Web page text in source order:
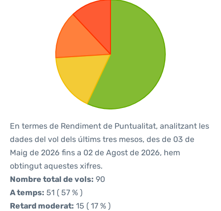
En termes de Rendiment de Puntualitat, analitzant les
dades del vol dels últims tres mesos, des de 03 de
Maig de 2026 fins a 02 de Agost de 2026, hem
obtingut aquestes xifres.
Nombre total de vols: 90
A temps: 51 ( 57 % )
Retard moderat: 15 ( 17 % )